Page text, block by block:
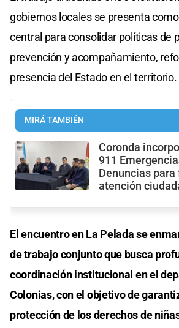
gobiernos locales se presenta
central para consolidar políticas de
prevención y acompañamiento,
presencia del Estado en el territorio.
MIRÁ TAMBIÉN
Coronda
911
Denuncias
atención
El encuentro en La Pelada se
de trabajo conjunto que busca
coordinación institucional en el
Colonias, con el objetivo de
protección de los derechos de